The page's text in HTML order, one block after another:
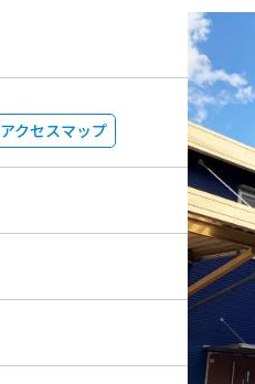
アクセスマップ